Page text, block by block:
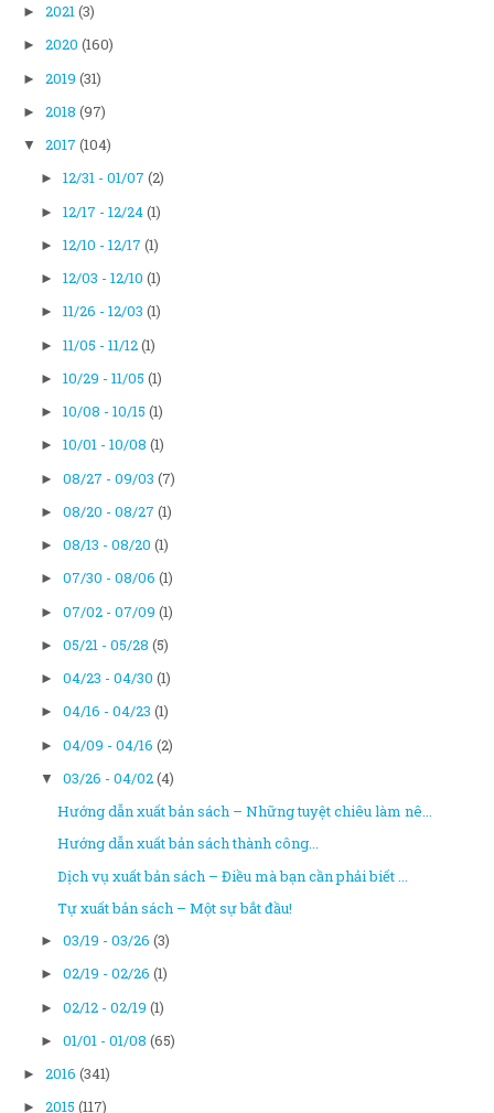
► 2021(3)
► 2020 (160)
► 2019 (31)
► 2018 (97)
▼ 2017 (104)
► 12/31 - 01/07 (2)
► 12/17 - 12/24(1)
► 12/10 - 12/17 (1)
► 12/03 - 12/10 (1)
► 11/26 - 12/03 (1)
► 11/05 - 11/12(1)
► 10/29 - 11/05 (1)
► 10/08 - 10/15 (1)
► 10/01 - 10/08 (1)
► 08/27 - 09/03 (7)
► 08/20 - 08/27 (1)
► 08/13 - 08/20 (1)
► 07/30 - 08/06 (1)
► 07/02 - 07/09 (1)
► 05/21 - 05/28 (5)
► 04/23 - 04/30 (1)
► 04/16 - 04/23 (1)
► 04/09 - 04/16 (2)
▼ 03/26 - 04/02(4)
Hướng dẫn xuất bản sách – Những tuyệt chiêu làm nê...
Hướng dẫn xuất bản sách thành công...
Dịch vụ xuất bản sách – Điều mà bạn cần phải biết ...
Tự xuất bản sách – Một sự bắt đầu!
► 03/19 - 03/26 (3)
► 02/19 - 02/26 (1)
► 02/12 - 02/19 (1)
► 01/01 - 01/08 (65)
► 2016 (341)
► 2015 (117)